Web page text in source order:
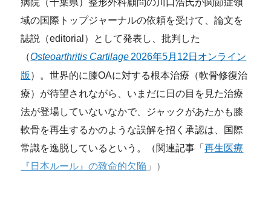
病院（千葉県）整形外科顧問の川口浩氏が関節症領
域の国際トップジャーナルの依頼を受けて、論文を
誌説（editorial）として発表し、批判した
（Osteoarthritis Cartilage 2026年5月12日オンライン
版 ）。世界的に膝OAに対する根本治療（軟骨修復治
療）が待望されながら、いまだに日の目を見た治療
法が登場していないなかで、ジャックがあたかも膝
軟骨を再生するかのような誤解を招く承認は、国際
常識を逸脱しているという。（関連記事「再生医療
『日本ルール』の致命的欠陥 」）